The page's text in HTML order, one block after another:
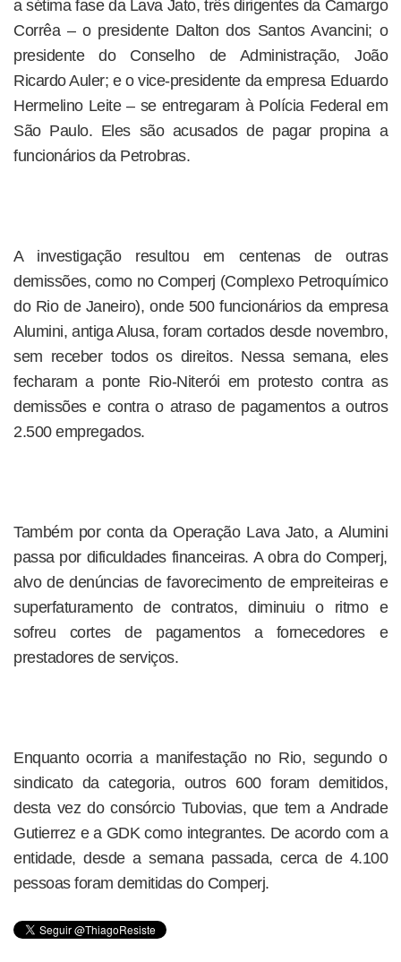
a sétima fase da Lava Jato, três dirigentes da Camargo
Corrêa – o presidente Dalton dos Santos Avancini; o
presidente do Conselho de Administração, João
Ricardo Auler; e o vice-presidente da empresa Eduardo
Hermelino Leite – se entregaram à Polícia Federal em
São Paulo. Eles são acusados de pagar propina a
funcionários da Petrobras.
A investigação resultou em centenas de outras
demissões, como no Comperj (Complexo Petroquímico
do Rio de Janeiro), onde 500 funcionários da empresa
Alumini, antiga Alusa, foram cortados desde novembro,
sem receber todos os direitos. Nessa semana, eles
fecharam a ponte Rio-Niterói em protesto contra as
demissões e contra o atraso de pagamentos a outros
2.500 empregados.
Também por conta da Operação Lava Jato, a Alumini
passa por dificuldades financeiras. A obra do Comperj,
alvo de denúncias de favorecimento de empreiteiras e
superfaturamento de contratos, diminuiu o ritmo e
sofreu cortes de pagamentos a fornecedores e
prestadores de serviços.
Enquanto ocorria a manifestação no Rio, segundo o
sindicato da categoria, outros 600 foram demitidos,
desta vez do consórcio Tubovias, que tem a Andrade
Gutierrez e a GDK como integrantes. De acordo com a
entidade, desde a semana passada, cerca de 4.100
pessoas foram demitidas do Comperj.